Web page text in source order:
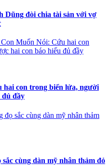
Dũng đòi chia tài sản với vợ
Muốn Nói: Cứu hai con
hai con báo hiếu đủ đầy
con trong biển lửa, người
đủ đầy
sắc cùng dàn mỹ nhân thảm
cùng dàn mỹ nhân thảm đỏ